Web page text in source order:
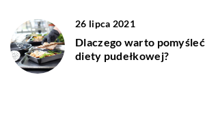
26 lipca 2021
Dlaczego warto
diety pudełkowej?